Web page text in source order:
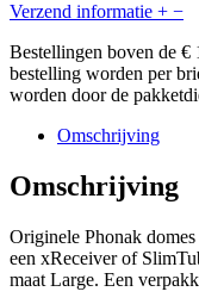
Verzend informatie + −
Bestellingen boven de
bestelling worden per
worden door de
Omschrijving
Omschrijving
Originele Phonak
een xReceiver of
maat Large. Een